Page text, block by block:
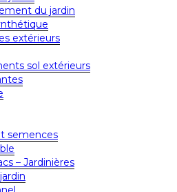
du jardin
extérieurs
sol extérieurs
semences
– Jardinières